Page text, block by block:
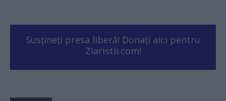
Susțineți presa liberă! Donați aici pentru
Ziaristii.com!